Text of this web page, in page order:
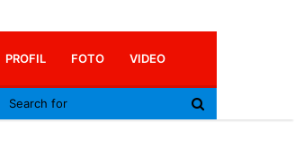
PROFIL FOTO VIDEO